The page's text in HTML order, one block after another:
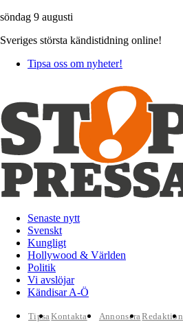
söndag 9 augusti
Sveriges största kändistidning online!
Tipsa oss om nyheter!
Senaste nytt
Svenskt
Kungligt
Hollywood & Världen
Politik
Vi avslöjar
Kändisar A-Ö
TipsaKontakta
AnnonseraRedaktion